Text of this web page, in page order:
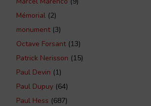
Mémorial (2)
monument(3)
Octave Forsant(13)
Patrick Nerisson (15)
Paul Devin (1)
Paul Dupuy (64)
Paul Hess (687)